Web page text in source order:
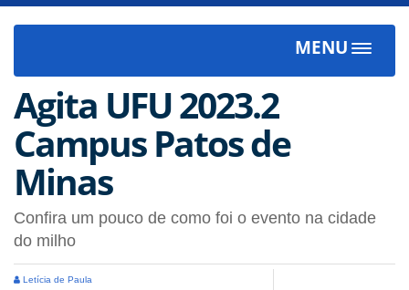
MENU
Toggle
Agita UFU 2023.2
Campus Patos de
Minas
Confira um pouco de como foi o evento na cidade
do milho
Letícia de Paula